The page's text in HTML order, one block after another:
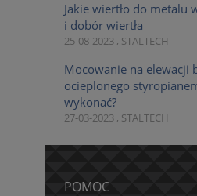
Jakie wiertło do metalu
i dobór wiertła
25-08-2023 , STALTECH
Mocowanie na elewacji
ocieplonego
wykonać?
27-03-2023 , STALTECH
POMOC